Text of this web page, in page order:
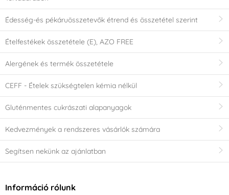
Édesség-és pékáruösszetevők étrend és összetétel szerint
Ételfestékek összetétele (E), AZO FREE
Alergének és termék összetétele
CEFF - Ételek szükségtelen kémia nélkül
Gluténmentes cukrászati alapanyagok
Kedvezmények a rendszeres vásárlók számára
Segítsen nekünk az ajánlatban
Információ rólunk